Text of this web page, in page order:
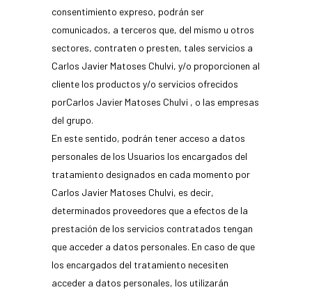
consentimiento expreso, podrán ser
comunicados, a terceros que, del mismo u otros
sectores, contraten o presten, tales servicios a
Carlos Javier Matoses Chulvi, y/o proporcionen al
cliente los productos y/o servicios ofrecidos
porCarlos Javier Matoses Chulvi , o las empresas
del grupo.
En este sentido, podrán tener acceso a datos
personales de los Usuarios los encargados del
tratamiento designados en cada momento por
Carlos Javier Matoses Chulvi, es decir,
determinados proveedores que a efectos de la
prestación de los servicios contratados tengan
que acceder a datos personales. En caso de que
los encargados del tratamiento necesiten
acceder a datos personales, los utilizarán